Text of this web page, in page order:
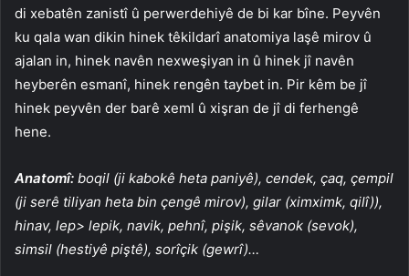
di xebatên zanistî û perwerdehiyê de bi kar bîne. Peyvên
ku qala wan dikin hinek têkildarî anatomiya laşê mirov û
ajalan in, hinek navên nexweşiyan in û hinek jî navên
heyberên esmanî, hinek rengên taybet in. Pir kêm be jî
hinek peyvên der barê xeml û xişran de jî di ferhengê
hene.
Anatomî: boqil (ji kabokê heta paniyê), cendek, çaq, çempil
(ji serê tiliyan heta bin çengê mirov), gilar (ximximk, qilî)),
hinav, lep> lepik, navik, pehnî, pişik, sêvanok (sevok),
simsil (hestiyê piştê), sorîçik (gewrî)…